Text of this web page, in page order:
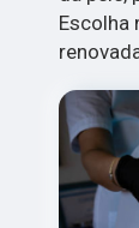
Escolha